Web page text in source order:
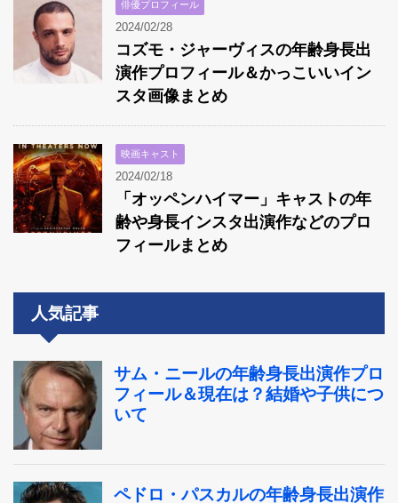
俳優プロフィール
2024/02/28
コズモ・ジャーヴィスの年齢身長出
演作プロフィール＆かっこいいイン
スタ画像まとめ
映画キャスト
2024/02/18
「オッペンハイマー」キャストの年
齢や身長インスタ出演作などのプロ
フィールまとめ
人気記事